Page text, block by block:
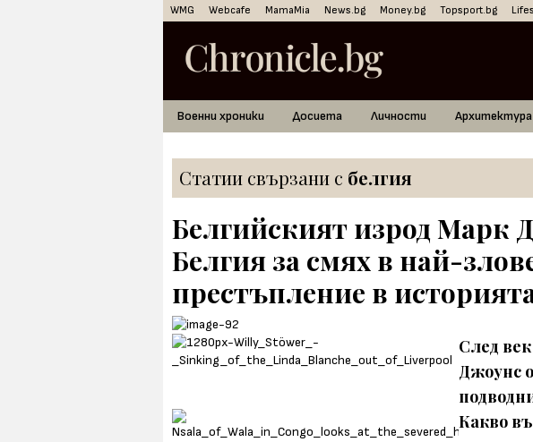
WMG Webcafe MamaMia News.bg Money.bg Topsport.bg
Военни хроники Досиета Личности Архитектура
Статии свързани с белгия
Белгийският изрод Марк
Белгия за смях в най-
престъпление в
След
Джоунс
Какво